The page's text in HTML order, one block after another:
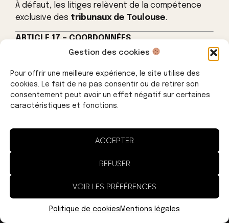
Gestion des cookies
Pour offrir une meilleure expérience, le site utilise des
cookies. Le fait de ne pas consentir ou de retirer son
consentement peut avoir un effet négatif sur certaines
caractéristiques et fonctions.
ACCEPTER
REFUSER
VOIR LES PRÉFÉRENCES
Politique de cookies Mentions légales
À défaut, les litiges relèvent de la compétence
exclusive des tribunaux de Toulouse.
ARTICLE 17 – COORDONNÉES
Pauline Motheron EI — Bête de Marketing rue du
Breil, 31320 Vigoulet-Auzil Tél. : 07 87 94 47 23 Email :
pauline.motheron@gmail.com SIRET : 521 427 666
00149 NDA : 76311271531 (Préfecture Occitanie) RC
Pro : RCPH278463315 — ORUS France SAS —
MENTIONS LÉGALES